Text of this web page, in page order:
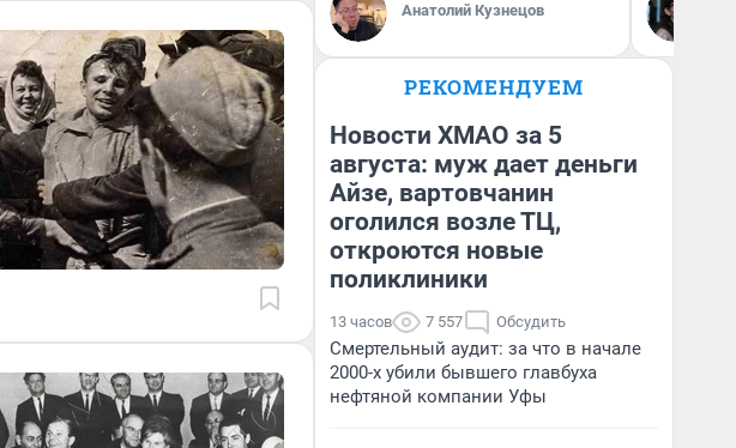
Анатолий Кузнецов
РЕКОМЕНДУЕМ
Новости ХМАО за 5
августа: муж дает деньги
Айзе, вартовчанин
оголился возле ТЦ,
откроются новые
поликлиники
13 часов 7 557 Обсудить
Смертельный аудит: за что в начале
2000-х убили бывшего главбуха
нефтяной компании Уфы